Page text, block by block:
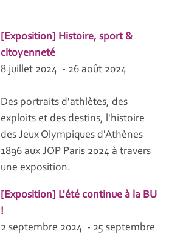
[Exposition] Histoire, sport &
citoyenneté
8 juillet 2024 - 26 août 2024
Des portraits d'athlètes, des
exploits et des destins, l'histoire
des Jeux Olympiques d'Athènes
1896 aux JOP Paris 2024 à travers
une exposition.
[Exposition] L'été continue à la BU
!
2 septembre 2024 - 25 septembre